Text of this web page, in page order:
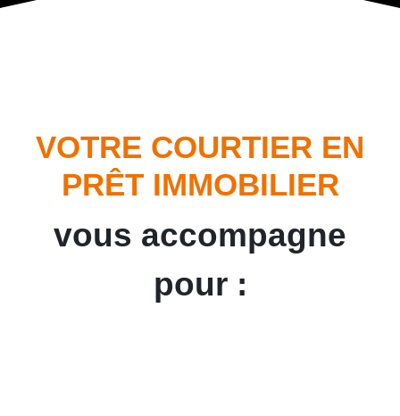
VOTRE COURTIER EN
PRÊT IMMOBILIER
vous accompagne
pour :